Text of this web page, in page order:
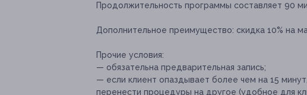
Продолжительность программы составляет 90
Дополнительное преимущество: скидка 10% на
Прочие условия:
— обязательна предварительная запись;
— если клиент опаздывает более чем на 15
перенести процедуры на другое (удобное для